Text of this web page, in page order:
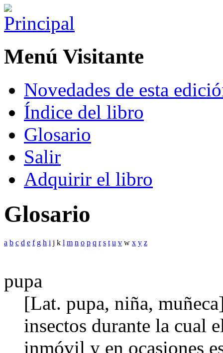
Menú Visitante
Novedades de esta
Índice del libro
Glosario
Salir
Adquirir el libro
Glosario
a b c d e f g h i j k l m n o p q r s t u v w x y z
pupa
[Lat. pupa, niña,
insectos durante la cual
inmóvil y en ocasiones